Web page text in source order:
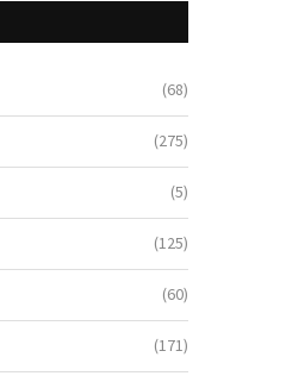
(68)
(275)
(5)
(125)
(60)
(171)